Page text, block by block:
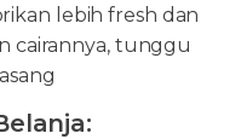
lebih fresh dan
cairannya, tunggu